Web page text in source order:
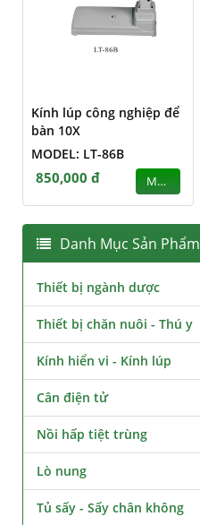
Kính lúp công nghiệp để
bàn 10X
MODEL: LT-86B
850,000 đ MUA
Danh Mục Sản Phẩm
Thiết bị ngành dược
Thiết bị chăn nuôi - Thú y
Kính hiển vi - Kính lúp
Cân điện tử
Nồi hấp tiệt trùng
Lò nung
Tủ sấy - Sấy chân không